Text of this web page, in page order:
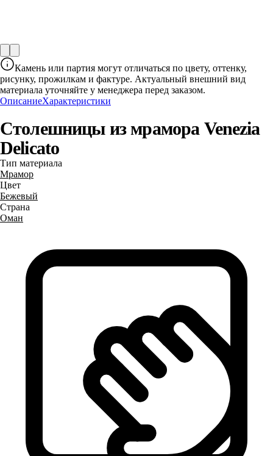
Камень или партия могут отличаться по цвету, оттенку,
рисунку, прожилкам и фактуре. Актуальный внешний вид
материала уточняйте у менеджера перед заказом.
ОписаниеХарактеристики
Столешницы из мрамора Venezia
Delicato
Тип материала
Мрамор
Цвет
Бежевый
Страна
Оман